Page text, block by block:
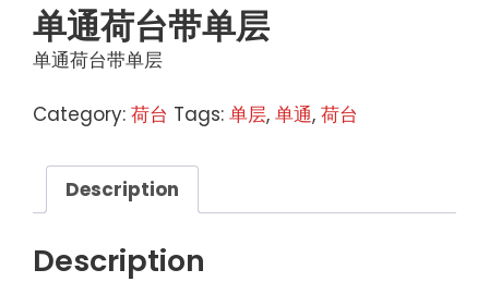
单通荷台带单层
单通荷台带单层
Category: 荷台 Tags: 单层, 单通, 荷台
Description
Description